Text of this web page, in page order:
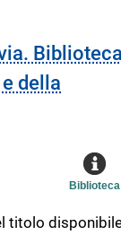
Biblioteca
della
Biblioteca
titolo